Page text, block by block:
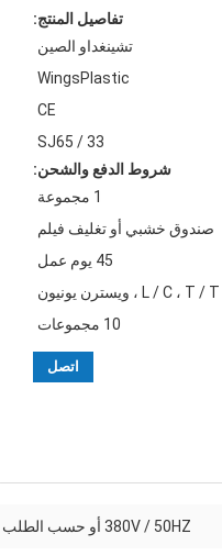
تفاصيل المنتج:
تشينغداو الصين
WingsPlastic
CE
SJ65 / 33
شروط الدفع والشحن:
1 مجموعة
صندوق خشبي أو تغليف فيلم
45 يوم عمل
L / C ، T / T ، ويسترن يونيون
10 مجموعات
اتصل
380V / 50HZ أو حسب الطلب